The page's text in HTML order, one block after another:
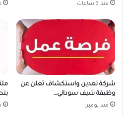
منذ 3 ساعات
شركة تعدين واستكشاف تعلن عن
وظيفة شيف سوداني…
منذ يومين